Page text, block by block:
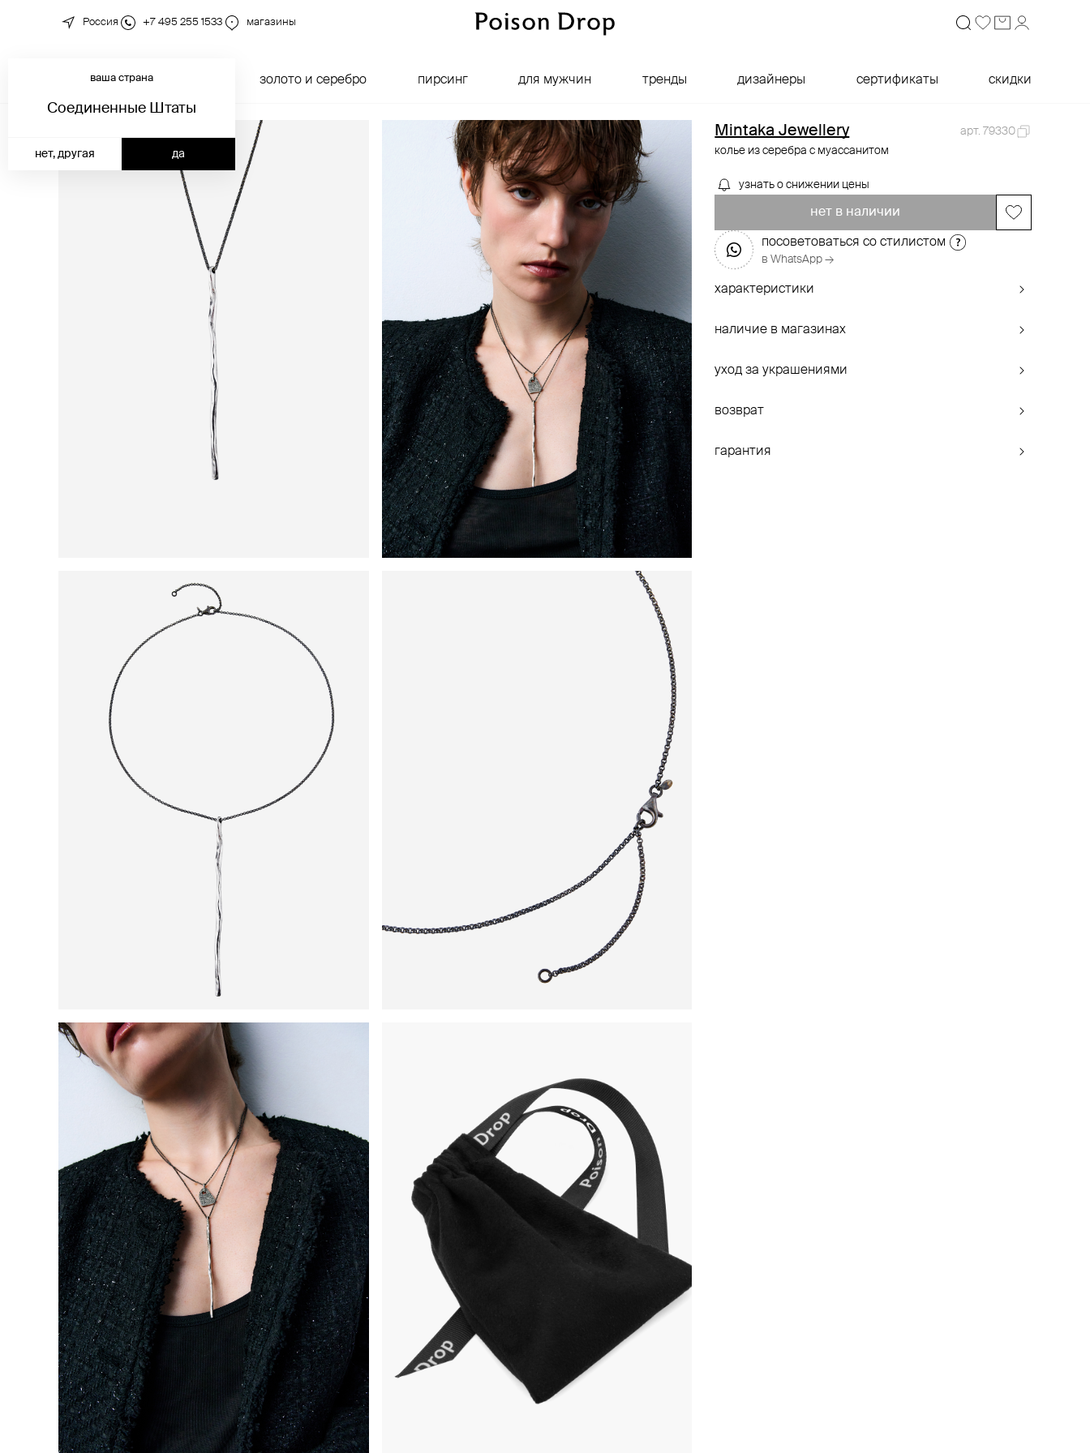
Россия +7 495 255 1533 магазины
новинки золото и серебро пирсинг для мужчин тренды дизайнеры сертификаты скидки
ваша страна
Соединенные Штаты
да
нет, другая
Mintaka Jewellery
арт. 79330
колье из серебра с муассанитом
узнать о снижении цены
нет в наличии
посоветоваться со стилистом
в WhatsApp →
характеристики
наличие в магазинах
уход за украшениями
возврат
гарантия